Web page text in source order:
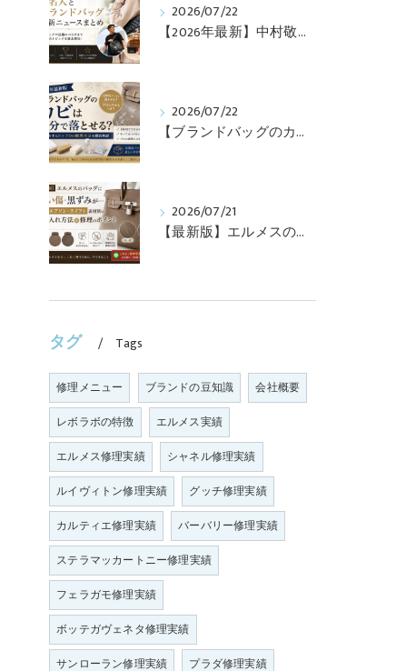
2026/07/22
【2026年最新】中村敬斗・堂安律・前田大然も愛用！日本代表選手が持つブランドバッグとは？修理・メンテナンス方法も解説
2026/07/22
【ブランドバッグのカビ】100均グッズで落とせる？プロが教えるNGなお手入れと修理すべきケース【最新版】
2026/07/21
【最新版】エルメスのバッグに白い傷・黒ずみが…トゴ・エプソン・スイフト素材別のお手入れ方法と修理のポイント
タグ Tags
修理メニュー ブランドの豆知識
会社概要
レボラボの特徴
エルメス実績
エルメス修理実績
シャネル修理実績
ルイヴィトン修理実績
グッチ修理実績
カルティエ修理実績
バーバリー修理実績
ステラマッカートニー修理実績
フェラガモ修理実績
ボッテガヴェネタ修理実績
サンローラン修理実績
プラダ修理実績